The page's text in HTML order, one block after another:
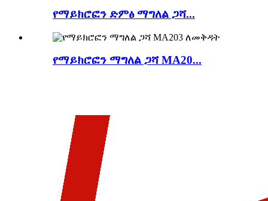
የማይክሮፎን ድምፅ ማግለል ጋሻ...
የማይክሮፎን ማግለል ጋሻ MA20...